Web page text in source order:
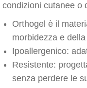
condizioni cutanee o
Orthogel è il
morbidezza e
Ipoallergenico:
Resistente:
senza perdere le